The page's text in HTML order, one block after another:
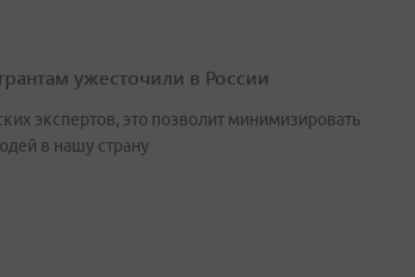
ужесточили в России
экспертов, это позволит минимизировать
в нашу страну